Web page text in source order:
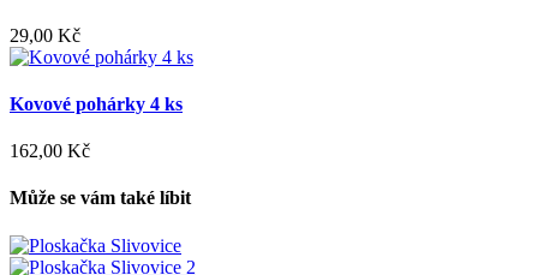
29,00 Kč
Kovové pohárky 4 ks
162,00 Kč
Může se vám také líbit